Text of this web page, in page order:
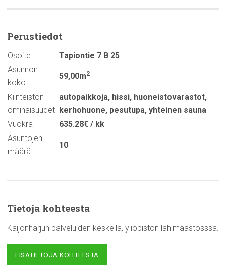
Perustiedot
Osoite
Tapiontie 7 B 25
Asunnon
koko
59,00m2
Kiinteistön
ominaisuudet
autopaikkoja, hissi, huoneistovarastot,
kerhohuone, pesutupa, yhteinen sauna
Vuokra
635.28€ / kk
Asuntojen
määrä
10
Tietoja kohteesta
Kaijonharjun palveluiden keskellä, yliopiston lähimaastosssa.
LISÄTIETOJA KOHTEESTA